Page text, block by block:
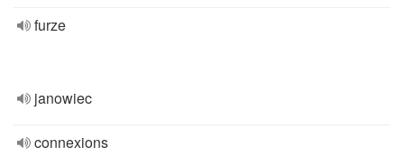
furze
janowiec
connexions